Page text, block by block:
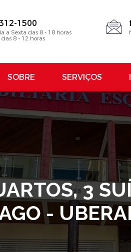
1500
a Sexta das 8 - 18 horas
8 - 12 horas
SOBRE SERVIÇOS
3
-